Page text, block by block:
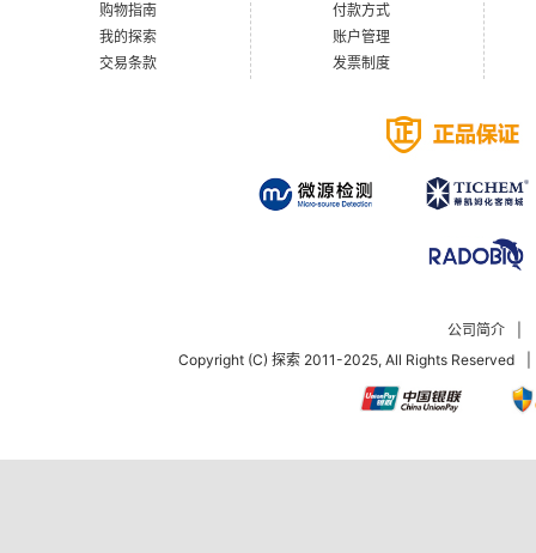
购物指南
我的探索
交易条款
付款方式
账户管理
发票制度
公司简介
Copyright (C) 探索 2011-2025, All Rights Reserved